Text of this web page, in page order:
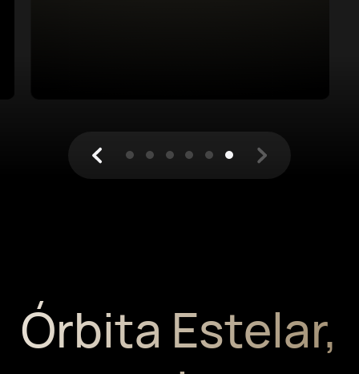
Órbita Estelar,